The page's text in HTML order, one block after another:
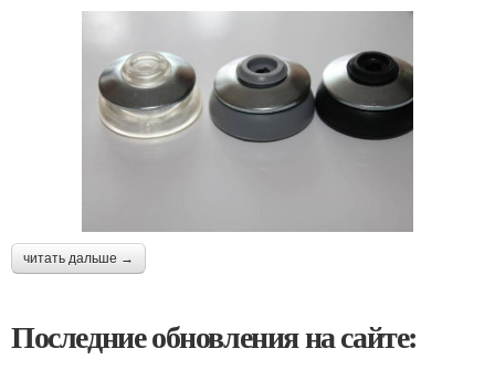
читать дальше →
Последние обновления на сайте: